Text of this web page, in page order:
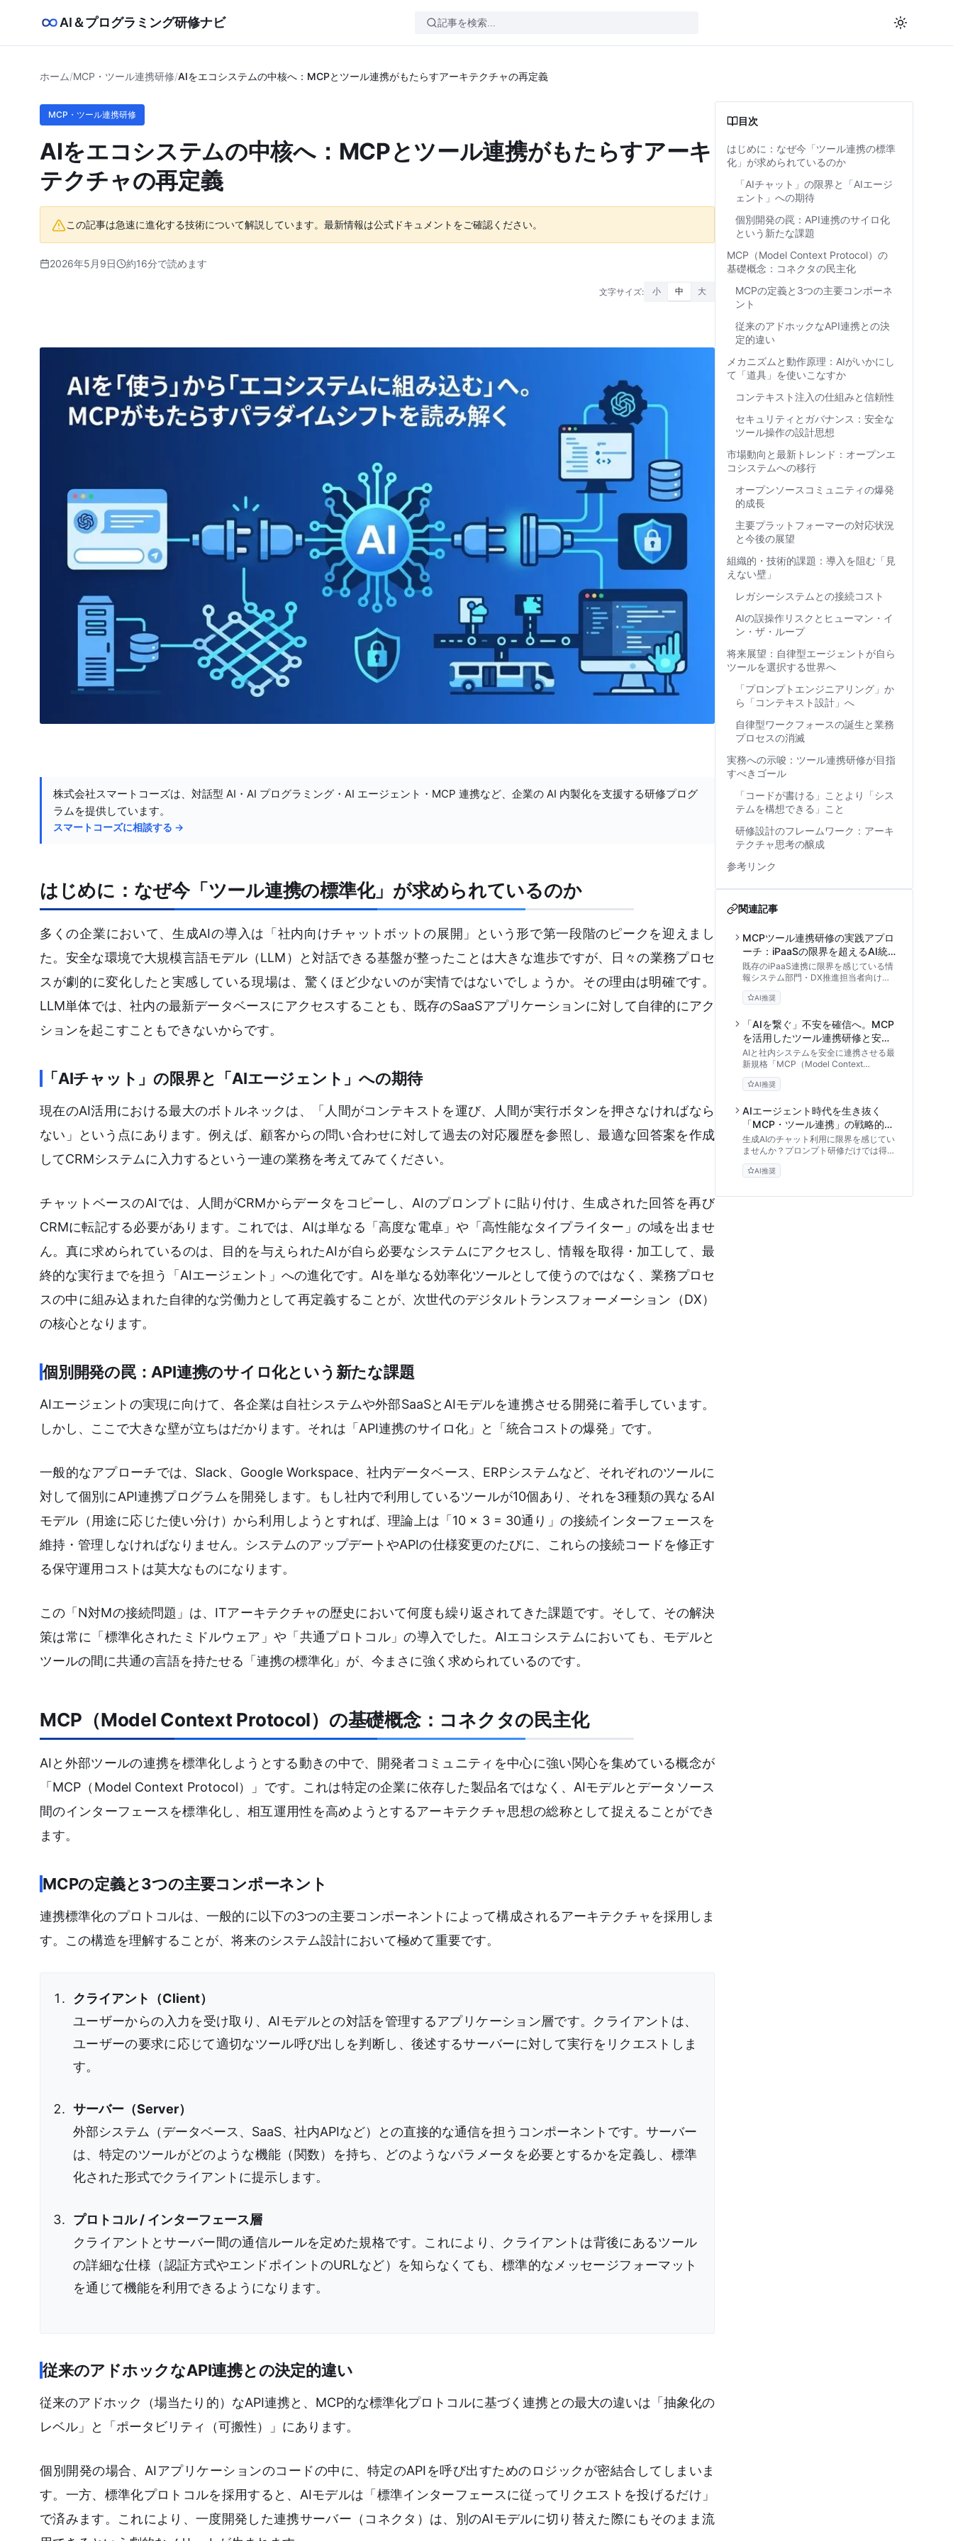
AI＆プログラミング研修ナビ
ホーム/MCP・ツール連携研修/AIをエコシステムの中核へ：MCPとツール連携がもたらすアーキテクチャの再定義
MCP・ツール連携研修
AIをエコシステムの中核へ：MCPとツール連携がもたらすアーキ
テクチャの再定義
この記事は急速に進化する技術について解説しています。最新情報は公式ドキュメントをご確認ください。
2026年5月9日 約16分で読めます
文字サイズ: 小 中 大
株式会社スマートコーズは、対話型 AI・AI プログラミング・AI エージェント・MCP 連携など、企業の AI 内製化を支援する研修プログ
ラムを提供しています。
スマートコーズに相談する →
はじめに：なぜ今「ツール連携の標準化」が求められているのか
多くの企業において、生成AIの導入は「社内向けチャットボットの展開」という形で第一段階のピークを迎えまし
た。安全な環境で大規模言語モデル（LLM）と対話できる基盤が整ったことは大きな進歩ですが、日々の業務プロセ
スが劇的に変化したと実感している現場は、驚くほど少ないのが実情ではないでしょうか。その理由は明確です。
LLM単体では、社内の最新データベースにアクセスすることも、既存のSaaSアプリケーションに対して自律的にアク
ションを起こすこともできないからです。
「AIチャット」の限界と「AIエージェント」への期待
現在のAI活用における最大のボトルネックは、「人間がコンテキストを運び、人間が実行ボタンを押さなければなら
ない」という点にあります。例えば、顧客からの問い合わせに対して過去の対応履歴を参照し、最適な回答案を作成
してCRMシステムに入力するという一連の業務を考えてみてください。
チャットベースのAIでは、人間がCRMからデータをコピーし、AIのプロンプトに貼り付け、生成された回答を再び
CRMに転記する必要があります。これでは、AIは単なる「高度な電卓」や「高性能なタイプライター」の域を出ませ
ん。真に求められているのは、目的を与えられたAIが自ら必要なシステムにアクセスし、情報を取得・加工して、最
終的な実行までを担う「AIエージェント」への進化です。AIを単なる効率化ツールとして使うのではなく、業務プロセ
スの中に組み込まれた自律的な労働力として再定義することが、次世代のデジタルトランスフォーメーション（DX）
の核心となります。
個別開発の罠：API連携のサイロ化という新たな課題
AIエージェントの実現に向けて、各企業は自社システムや外部SaaSとAIモデルを連携させる開発に着手しています。
しかし、ここで大きな壁が立ちはだかります。それは「API連携のサイロ化」と「統合コストの爆発」です。
一般的なアプローチでは、Slack、Google Workspace、社内データベース、ERPシステムなど、それぞれのツールに
対して個別にAPI連携プログラムを開発します。もし社内で利用しているツールが10個あり、それを3種類の異なるAI
モデル（用途に応じた使い分け）から利用しようとすれば、理論上は「10 × 3 = 30通り」の接続インターフェースを
維持・管理しなければなりません。システムのアップデートやAPIの仕様変更のたびに、これらの接続コードを修正す
る保守運用コストは莫大なものになります。
この「N対Mの接続問題」は、ITアーキテクチャの歴史において何度も繰り返されてきた課題です。そして、その解決
策は常に「標準化されたミドルウェア」や「共通プロトコル」の導入でした。AIエコシステムにおいても、モデルと
ツールの間に共通の言語を持たせる「連携の標準化」が、今まさに強く求められているのです。
MCP（Model Context Protocol）の基礎概念：コネクタの民主化
AIと外部ツールの連携を標準化しようとする動きの中で、開発者コミュニティを中心に強い関心を集めている概念が
「MCP（Model Context Protocol）」です。これは特定の企業に依存した製品名ではなく、AIモデルとデータソース
間のインターフェースを標準化し、相互運用性を高めようとするアーキテクチャ思想の総称として捉えることができ
ます。
MCPの定義と3つの主要コンポーネント
連携標準化のプロトコルは、一般的に以下の3つの主要コンポーネントによって構成されるアーキテクチャを採用しま
す。この構造を理解することが、将来のシステム設計において極めて重要です。
クライアント（Client）
ユーザーからの入力を受け取り、AIモデルとの対話を管理するアプリケーション層です。クライアントは、
ユーザーの要求に応じて適切なツール呼び出しを判断し、後述するサーバーに対して実行をリクエストしま
す。
サーバー（Server）
外部システム（データベース、SaaS、社内APIなど）との直接的な通信を担うコンポーネントです。サーバー
は、特定のツールがどのような機能（関数）を持ち、どのようなパラメータを必要とするかを定義し、標準
化された形式でクライアントに提示します。
プロトコル / インターフェース層
クライアントとサーバー間の通信ルールを定めた規格です。これにより、クライアントは背後にあるツール
の詳細な仕様（認証方式やエンドポイントのURLなど）を知らなくても、標準的なメッセージフォーマット
を通じて機能を利用できるようになります。
従来のアドホックなAPI連携との決定的違い
従来のアドホック（場当たり的）なAPI連携と、MCP的な標準化プロトコルに基づく連携との最大の違いは「抽象化の
レベル」と「ポータビリティ（可搬性）」にあります。
個別開発の場合、AIアプリケーションのコードの中に、特定のAPIを呼び出すためのロジックが密結合してしまいま
す。一方、標準化プロトコルを採用すると、AIモデルは「標準インターフェースに従ってリクエストを投げるだけ」
で済みます。これにより、一度開発した連携サーバー（コネクタ）は、別のAIモデルに切り替えた際にもそのまま流
目次
はじめに：なぜ今「ツール連携の標準
化」が求められているのか
「AIチャット」の限界と「AIエージ
ェント」への期待
個別開発の罠：API連携のサイロ化
という新たな課題
MCP（Model Context Protocol）の
基礎概念：コネクタの民主化
MCPの定義と3つの主要コンポーネ
ント
従来のアドホックなAPI連携との決
定的違い
メカニズムと動作原理：AIがいかにし
て「道具」を使いこなすか
コンテキスト注入の仕組みと信頼性
セキュリティとガバナンス：安全な
ツール操作の設計思想
市場動向と最新トレンド：オープンエ
コシステムへの移行
オープンソースコミュニティの爆発
的成長
主要プラットフォーマーの対応状況
と今後の展望
組織的・技術的課題：導入を阻む「見
えない壁」
レガシーシステムとの接続コスト
AIの誤操作リスクとヒューマン・イ
ン・ザ・ループ
将来展望：自律型エージェントが自ら
ツールを選択する世界へ
「プロンプトエンジニアリング」か
ら「コンテキスト設計」へ
自律型ワークフォースの誕生と業務
プロセスの消滅
実務への示唆：ツール連携研修が目指
すべきゴール
「コードが書ける」ことより「シス
テムを構想できる」こと
研修設計のフレームワーク：アーキ
テクチャ思考の醸成
参考リンク
関連記事
MCPツール連携研修の実践アプロ
ーチ：iPaaSの限界を超えるAI統
合と導入判断基準
既存のiPaaS連携に限界を感じている情
報システム部門・DX推進担当者向け
に、新標準「MCP（Model Context
Protocol）」の理論的背景、DIYでの実
ィリスクを徹底解説。組織への導入判断
基準と内製研修のROI算出ロジックを提
供します。
AI推奨
「AIを繋ぐ」不安を確信へ。MCP
を活用したツール連携研修と安全
な業務自動化の実践アプローチ
AIと社内システムを安全に連携させる最
新規格「MCP（Model Context
Protocol）」。セキュリティ不安を解消
し、業務自動化を加速させるための実装
の評価基準を専門家視点で徹底解説しま
す。
AI推奨
AIエージェント時代を生き抜く
「MCP・ツール連携」の戦略的理
解と学習ロードマップ
生成AIのチャット利用に限界を感じてい
ませんか？プロンプト研修だけでは得ら
れない、AIを社内ツールと連携させる
「標準規格（MCP）」の重要性と、ビ
チャ思考を解説します。
AI推奨